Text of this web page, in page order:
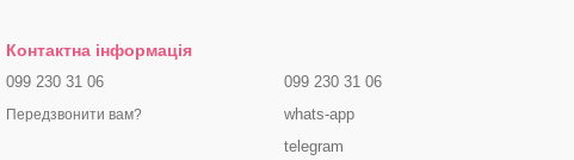
Контактна інформація
099 230 31 06
Передзвонити вам?
099 230 31 06
whats-app
telegram